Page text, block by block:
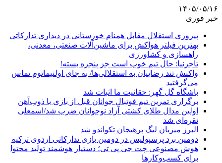
۱۴۰۵/۰۵/۱۶
خبر فوری
پیروزی استقلال مقابل همنام خوزستانی در دیداری تدارکاتی
بهترین فیلتر هواکش برای ماشین‌آلات صنعتی، معدنی،
راهسازی و کشاورزی
تاجرنیا: حال تیم خوب است جز پنجره بسته!
واکنش تند رضاییان به استقلالی‌ها/ به جای اولتیماتوم تماس
می‌گرفتید
باشگاه گل گهر: حقانیت ما اثبات شد
برگزاری تمرین تیم فوتبال جوانان قبل از بازی با ذوب‌آهن
اولین مدال طلای کشتی آزاد نوجوانان ضرب شد/اسمعلی
نقره‌ای شد
البرز میزبان لیگ پرهیجان تکواندو شد
دومین برد پرسپولیس در دومین بازی تدارکاتی اردوی ترکیه
هوش مصنوعی چت جی پی تی؛ دستیار هوشمند تولید محتوا
برای کسب‌وکارها